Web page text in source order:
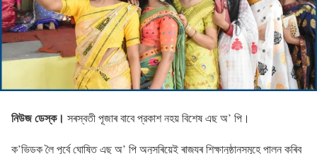
নিউজ ডেস্ক। সৰস্বতী পূজাৰ বাবে প্রকাশ নহয় বিশেষ এছ অ’ পি।
ক’ভিডক লৈ পূর্বে ঘোষিত এছ অ’ পি অনুসৰিয়েই ৰাজ্যৰ শিক্ষানুষ্ঠানসমূহে পালন কৰিব